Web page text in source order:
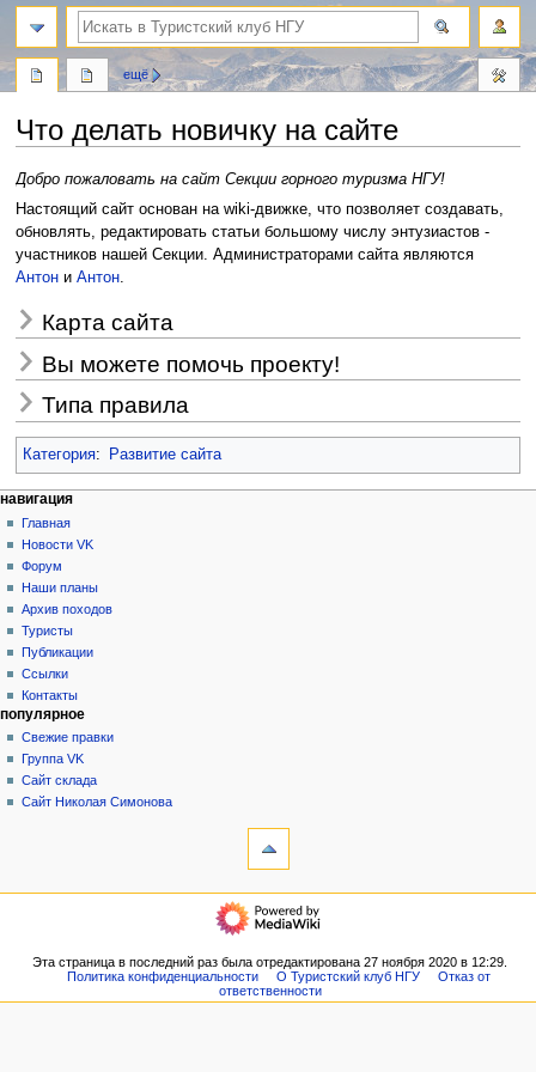
Что делать новичку на сайте
Перейти
к
навигации
Перейти
к
поиску
Добро пожаловать на сайт Секции горного туризма НГУ!
Настоящий сайт основан на wiki-движке, что позволяет создавать,
обновлять, редактировать статьи большому числу энтузиастов -
участников нашей Секции. Администраторами сайта являются
Антони Антон.
Карта сайта
Вы можете помочь проекту!
Типа правила
Категория: Развитие сайта
Н
а
в
и
а
ц
я
действия на странице
статья
обсуждение
читать
просмотр
кода
история
ещё
персональные инструменты
создать
учётную
запись
войти
навигация
Главная
Новости VK
Форум
Наши планы
Архив походов
Туристы
Публикации
Ссылки
Контакты
поиск
популярное
Свежие правки
Группа VK
Сайт склада
Сайт Николая Симонова
Версия
навигация
VK
Наши
Эта страница в последний раз была отредактирована 27 ноября 2020 в 12:29.
Политика конфиденциальности
О Туристский клуб НГУ
Отказ от
ответственности